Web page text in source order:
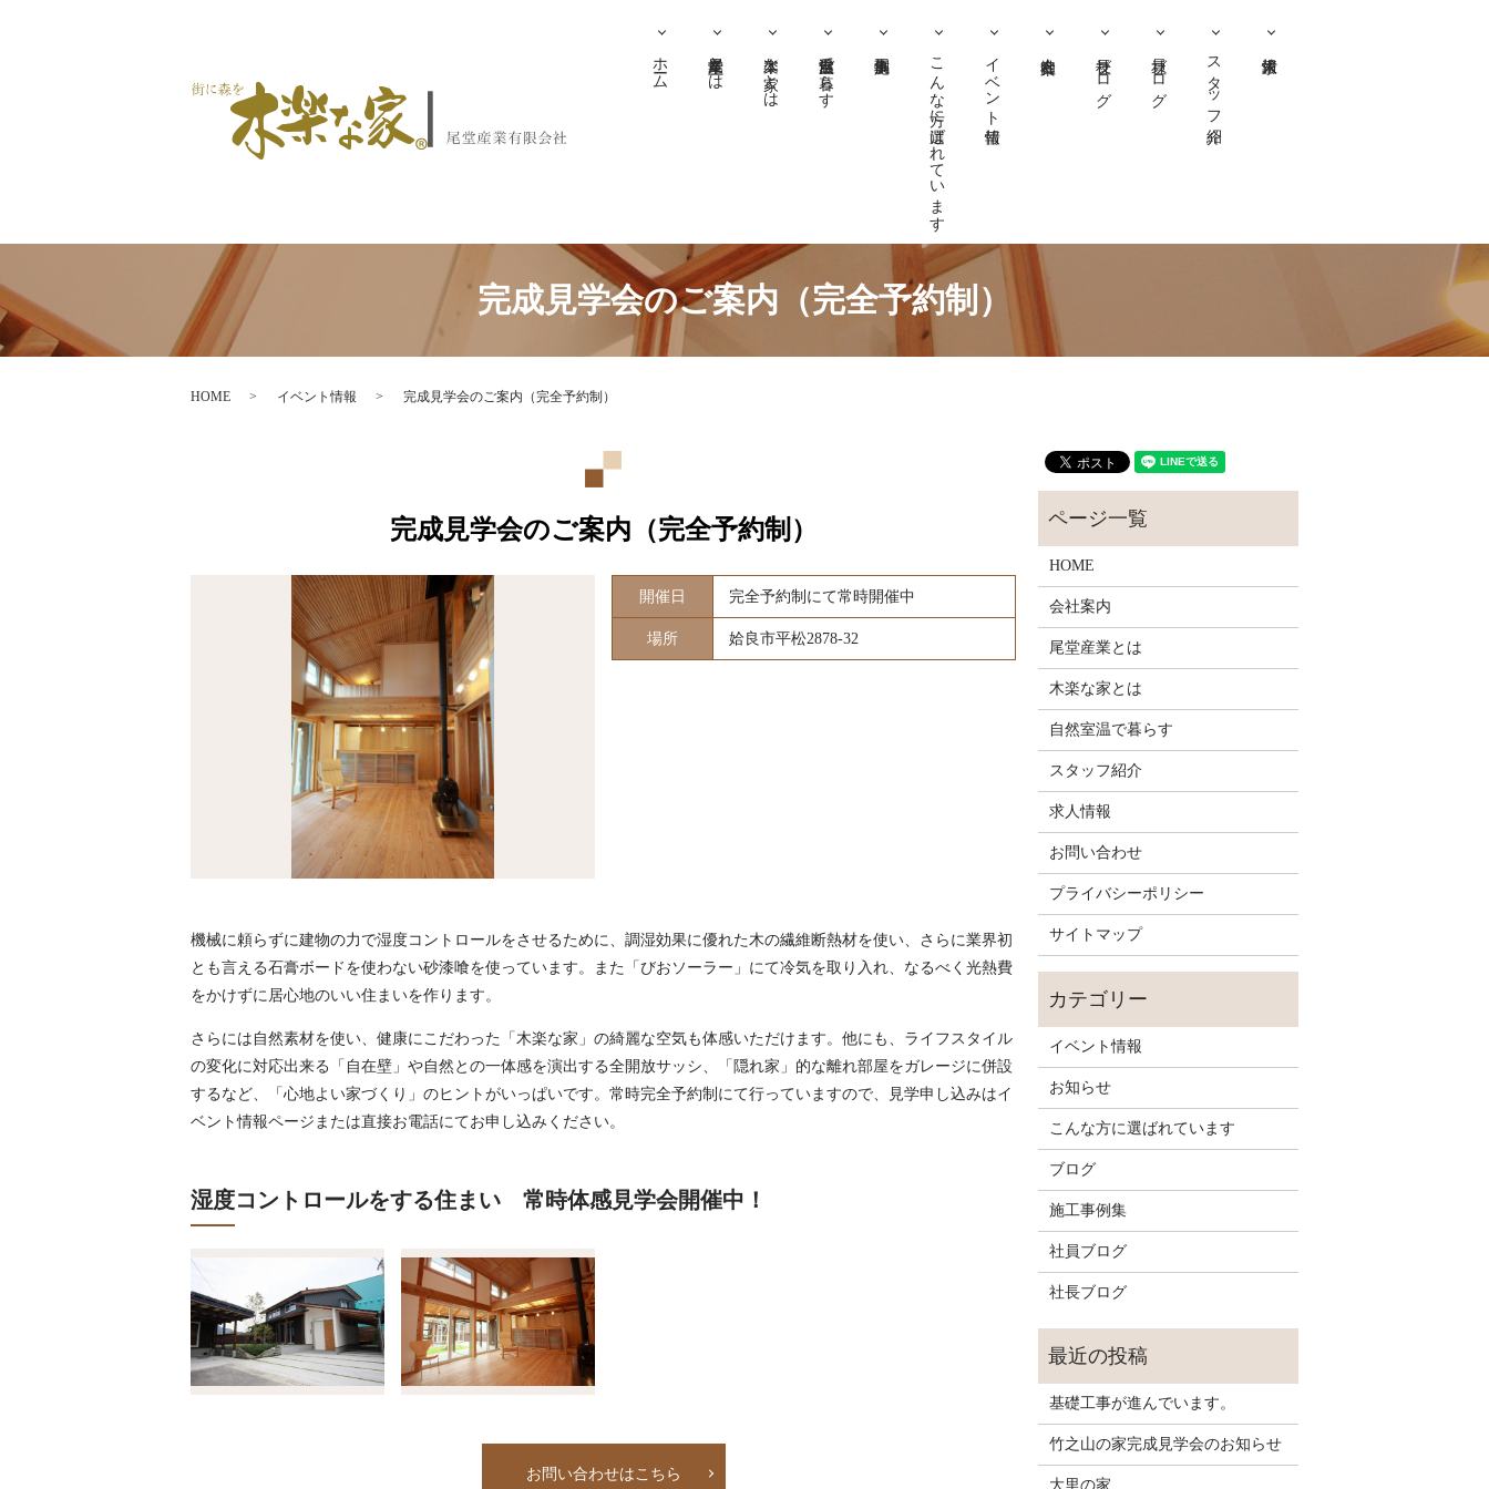
ホーム 尾堂産業とは 木楽な家とは 自然室温で暮らす こんな方に選ばれています イベント情報 社長ブログ 社員ブログ スタッフ紹介
完成見学会のご案内（完全予約制）
HOME イベント情報 完成見学会のご案内（完全予約制）
完成見学会のご案内（完全予約制）
開催日 完全予約制にて常時開催中
場所 姶良市平松2878-32
機械に頼らずに建物の力で湿度コントロールをさせるために、調湿効果に優れた木の繊維断熱材を使い、さらに業界初
とも言える石膏ボードを使わない砂漆喰を使っています。また「びおソーラー」にて冷気を取り入れ、なるべく光熱費
をかけずに居心地のいい住まいを作ります。
さらには自然素材を使い、健康にこだわった「木楽な家」の綺麗な空気も体感いただけます。他にも、ライフスタイル
の変化に対応出来る「自在壁」や自然との一体感を演出する全開放サッシ、「隠れ家」的な離れ部屋をガレージに併設
するなど、「心地よい家づくり」のヒントがいっぱいです。常時完全予約制にて行っていますので、見学申し込みはイ
ベント情報ページまたは直接お電話にてお申し込みください。
湿度コントロールをする住まい 常時体感見学会開催中！
お問い合わせはこちら
HOME
会社案内
尾堂産業とは
木楽な家とは
自然室温で暮らす
スタッフ紹介
求人情報
お問い合わせ
プライバシーポリシー
サイトマップ
イベント情報
お知らせ
こんな方に選ばれています
ブログ
施工事例集
社員ブログ
社長ブログ
基礎工事が進んでいます。
竹之山の家完成見学会のお知らせ
大里の家